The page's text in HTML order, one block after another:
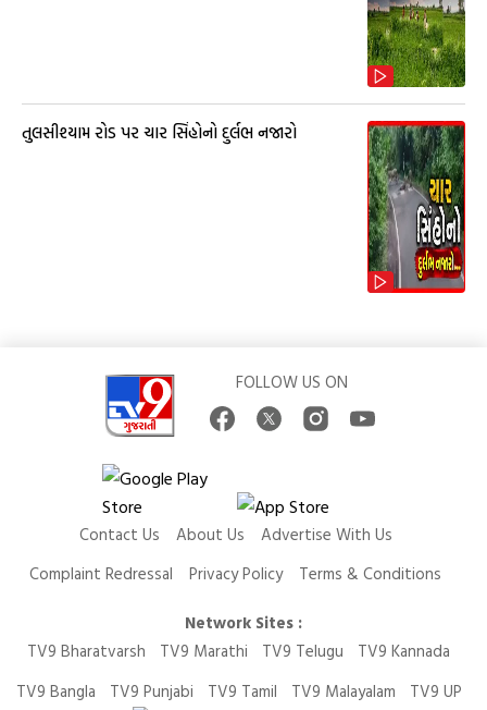
તુલસીશ્યામ રોડ પર ચાર સિંહોનો દુર્લભ નજારો
FOLLOW US ON
Contact Us About Us
Advertise With Us
Complaint Redressal
Privacy Policy
Terms & Conditions
Network Sites :
TV9 Bharatvarsh
TV9 Marathi TV9 Telugu
TV9 Kannada
TV9 Bangla
TV9 Punjabi TV9 Tamil TV9 Malayalam TV9 UP